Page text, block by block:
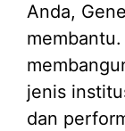
Anda,
jenis
dan